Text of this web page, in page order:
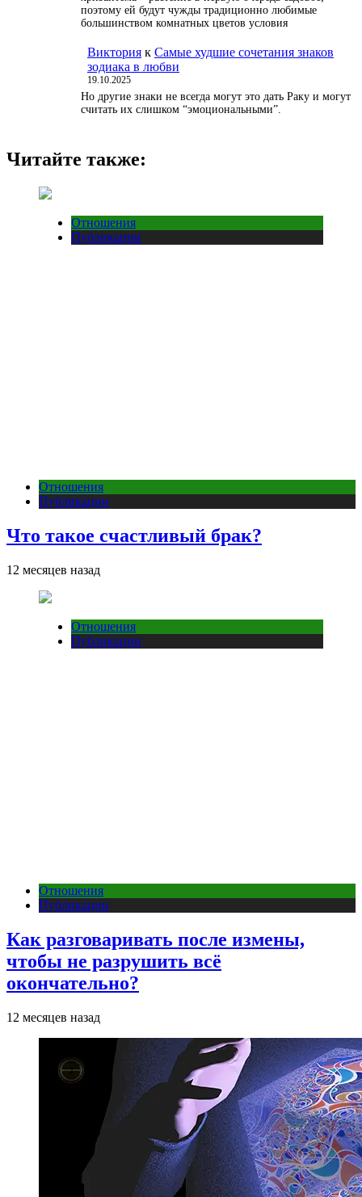
поэтому ей будут чужды традиционно любимые
большинством комнатных цветов условия
Виктория к Самые худшие сочетания знаков
зодиака в любви
19.10.2025
Но другие знаки не всегда могут это дать Раку и могут
считать их слишком “эмоциональными”.
Читайте также:
Отношения
Публикации
Отношения
Публикации
Что такое счастливый брак?
12 месяцев назад
Отношения
Публикации
Отношения
Публикации
Как разговаривать после измены,
чтобы не разрушить всё
окончательно?
12 месяцев назад